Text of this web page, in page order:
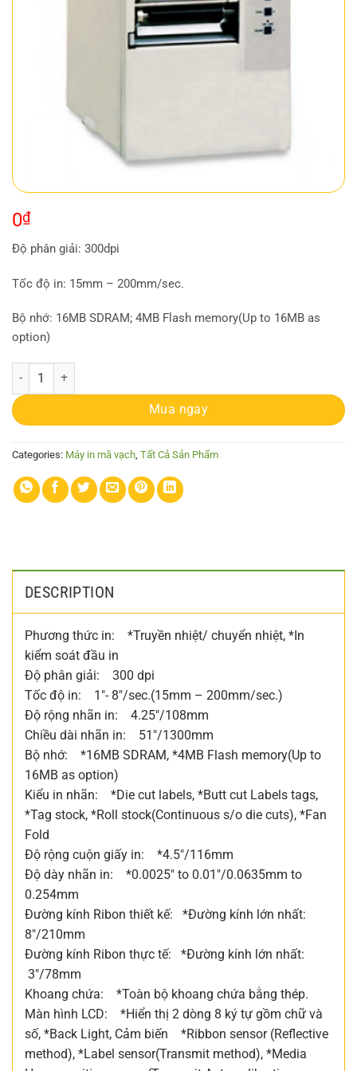
0₫
Độ phân giải: 300dpi
Tốc độ in: 15mm – 200mm/sec.
Bộ nhớ: 16MB SDRAM; 4MB Flash memory(Up to 16MB as
option)
Máy in mã vạch RING 4012PMH quantity
Mua ngay
Categories: Máy in mã vạch Tất Cả Sản Phẩm
DESCRIPTION
Phương thức in: *Truyền nhiệt/ chuyển nhiệt, *In
kiểm soát đầu in
Độ phân giải: 300 dpi
Tốc độ in: 1″- 8″/sec.(15mm – 200mm/sec.)
Độ rộng nhãn in: 4.25″/108mm
Chiều dài nhãn in: 51″/1300mm
Bộ nhớ: *16MB SDRAM, *4MB Flash memory(Up to
16MB as option)
Kiểu in nhãn: *Die cut labels, *Butt cut Labels tags,
*Tag stock, *Roll stock(Continuous s/o die cuts), *Fan
Fold
Độ rộng cuộn giấy in: *4.5″/116mm
Độ dày nhãn in: *0.0025″ to 0.01″/0.0635mm to
0.254mm
Đường kính Ribon thiết kế: *Đường kính lớn nhất:
8″/210mm
Đường kính Ribon thực tế: *Đường kính lớn nhất:
3″/78mm
Khoang chứa: *Toàn bộ khoang chứa bằng thép.
Màn hình LCD: *Hiển thị 2 dòng 8 ký tự gồm chữ và
số, *Back Light, Cảm biến *Ribbon sensor (Reflective
method), *Label sensor(Transmit method), *Media